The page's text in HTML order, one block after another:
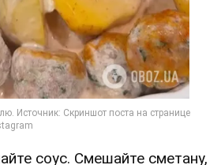
соус. Смешайте сметану,